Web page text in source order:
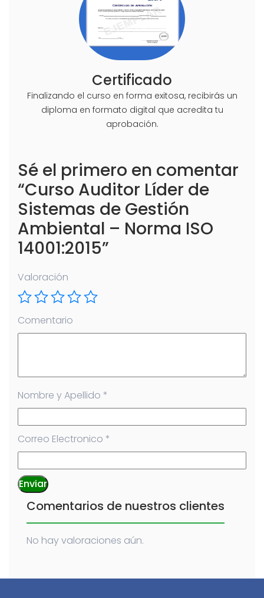
Certificado
Finalizando el curso en forma exitosa, recibirás un
diploma en formato digital que acredita tu
aprobación.
Sé el primero en comentar
“Curso Auditor Líder de
Sistemas de Gestión
Ambiental – Norma ISO
14001:2015”
Valoración
Comentario
Nombre y Apellido *
Correo Electronico *
Comentarios de nuestros clientes
No hay valoraciones aún.